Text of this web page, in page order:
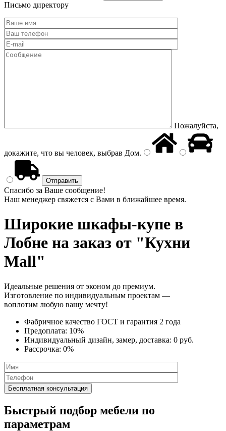
Письмо директору
Пожалуйста,
докажите, что вы человек, выбрав Дом.
Спасибо за Ваше сообщение!
Наш менеджер свяжется с Вами в ближайшее время.
Широкие шкафы-купе в
Лобне на заказ от "Кухни
Mall"
Идеальные решения от эконом до премиум.
Изготовление по индивидуальным проектам —
воплотим любую вашу мечту!
Фабричное качество ГОСТ и гарантия 2 года
Предоплата: 10%
Индивидуальный дизайн, замер, доставка: 0 руб.
Рассрочка: 0%
Быстрый подбор мебели по
параметрам